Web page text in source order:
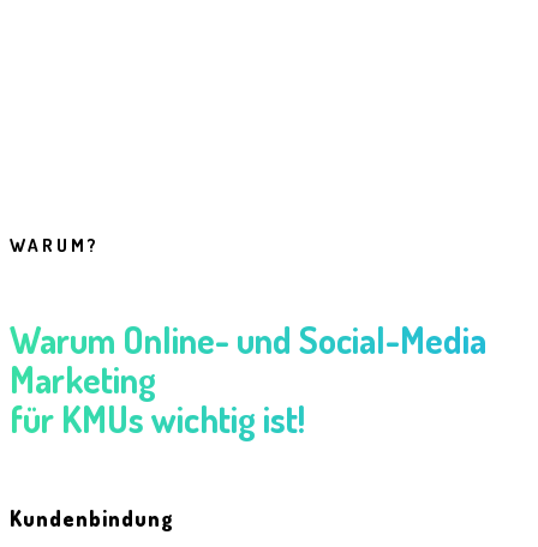
WARUM?
Warum Online- und Social-Media
Marketing
für KMUs wichtig ist!
Kundenbindung